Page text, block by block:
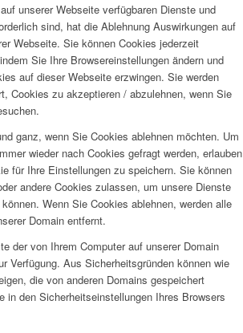
unserer Webseite verfügbaren Dienste und
sind, hat die Ablehnung Auswirkungen auf
Webseite. Sie können Cookies jederzeit
Sie Ihre Browsereinstellungen ändern und
auf dieser Webseite erzwingen. Sie werden
Cookies zu akzeptieren / abzulehnen, wenn Sie
ganz, wenn Sie Cookies ablehnen möchten. Um
wieder nach Cookies gefragt werden, erlauben
für Ihre Einstellungen zu speichern. Sie können
andere Cookies zulassen, um unsere Dienste
Wenn Sie Cookies ablehnen, werden alle
Domain entfernt.
der von Ihrem Computer auf unserer Domain
Verfügung. Aus Sicherheitsgründen können wie
die von anderen Domains gespeichert
in den Sicherheitseinstellungen Ihres Browsers